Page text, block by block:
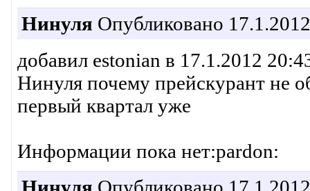
Нинуля Опубликовано
добавил estonian в 17.1.2012
Нинуля почему прейскурант не
первый квартал уже
Информации пока нет:pardon: